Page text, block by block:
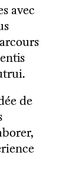
avec
de